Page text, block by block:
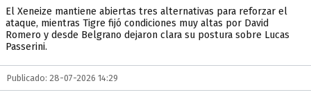
El Xeneize mantiene abiertas tres alternativas para reforzar el
ataque, mientras Tigre fijó condiciones muy altas por David
Romero y desde Belgrano dejaron clara su postura sobre Lucas
Passerini.
Publicado: 28-07-2026 14:29